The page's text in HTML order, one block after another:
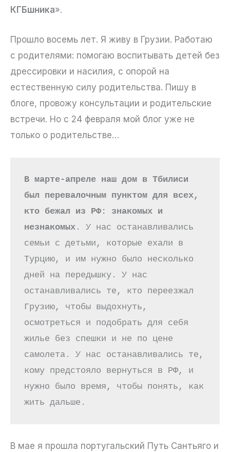
КГБшника».
Прошло восемь лет. Я живу в Грузии. Работаю
с родителями: помогаю воспитывать детей без
дрессировки и насилия, с опорой на
естественную силу родительства. Пишу в
блоге, провожу консультации и родительские
встречи. Но с 24 февраля мой блог уже не
только о родительстве…
В марте-апреле наш дом в Тбилиси
был перевалочным пунктом для всех,
кто бежал из РФ: знакомых и
незнакомых . У нас останавливались
семьи с детьми, которые ехали в
Турцию, и им нужно было несколько
дней на передышку. У нас
останавливались те, кто переезжал
Грузию, чтобы выдохнуть,
осмотреться и подобрать для себя
жилье без спешки и не по цене
самолета. У нас останавливались те,
кому предстояло вернуться в РФ, и
нужно было время, чтобы понять, как
жить дальше.
В мае я прошла португальский Путь Сантьяго и